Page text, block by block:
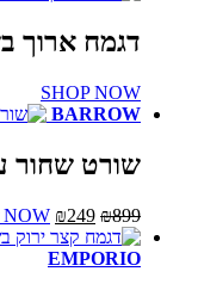
₪1,999.
₪829.דגמח ארוך
SHOP NOW
BARROW
שורט שחור
₪899
המחיר
המקורי
היה:
₪249
המחיר
הנוכחי
הוא:
NOW
EMPORIO